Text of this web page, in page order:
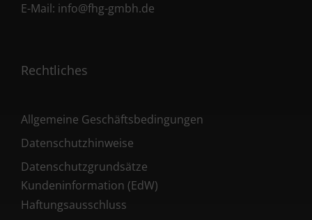
E-Mail: info@fhg-gmbh.de
Rechtliches
Allgemeine Geschäftsbedingungen
Datenschutzhinweise
Datenschutzgrundsätze
Kundeninformation (EdW)
Haftungsausschluss